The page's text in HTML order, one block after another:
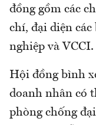
đồng gồm các
chí, đại diện
nghiệp và VCCI.
Hội đồng bình
doanh nhân có
phòng chống